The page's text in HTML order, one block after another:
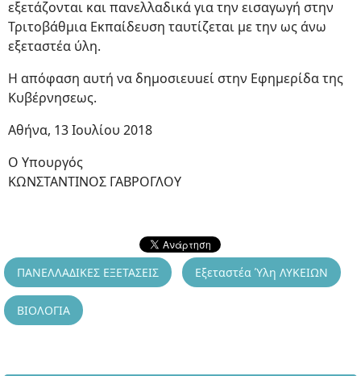
εξετάζονται και πανελλαδικά για την εισαγωγή στην
Τριτοβάθμια Εκπαίδευση ταυτίζεται με την ως άνω
εξεταστέα ύλη.
Η απόφαση αυτή να δημοσιευuεί στην Εφημερίδα της
Κυβέρνησεως.
Αθήνα, 13 Ιουλίου 2018
Ο Υπουργός
ΚΩΝΣΤΑΝΤΙΝΟΣ ΓΑΒΡΟΓΛΟΥ
ΠΑΝΕΛΛΑΔΙΚΕΣ ΕΞΕΤΑΣΕΙΣ Εξεταστέα Ύλη ΛΥΚΕΙΩΝ
ΒΙΟΛΟΓΙΑ